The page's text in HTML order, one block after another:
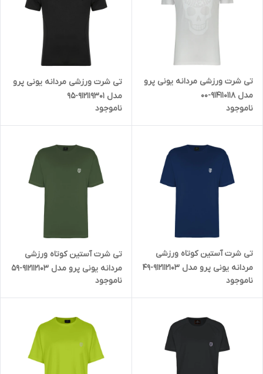
تی شرت ورزشی مردانه یونی پرو
مدل 914110118-00
ناموجود
تی شرت ورزشی مردانه یونی پرو
مدل 912119301-95
ناموجود
تی شرت آستین کوتاه ورزشی
مردانه یونی پرو مدل 912112103-49
ناموجود
تی شرت آستین کوتاه ورزشی
مردانه یونی پرو مدل 912112103-59
ناموجود